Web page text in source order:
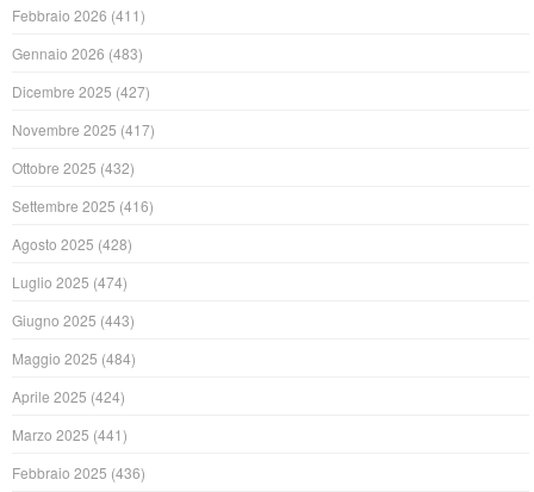
Febbraio 2026 (411)
Gennaio 2026 (483)
Dicembre 2025 (427)
Novembre 2025 (417)
Ottobre 2025 (432)
Settembre 2025 (416)
Agosto 2025 (428)
Luglio 2025 (474)
Giugno 2025 (443)
Maggio 2025 (484)
Aprile 2025 (424)
Marzo 2025 (441)
Febbraio 2025 (436)